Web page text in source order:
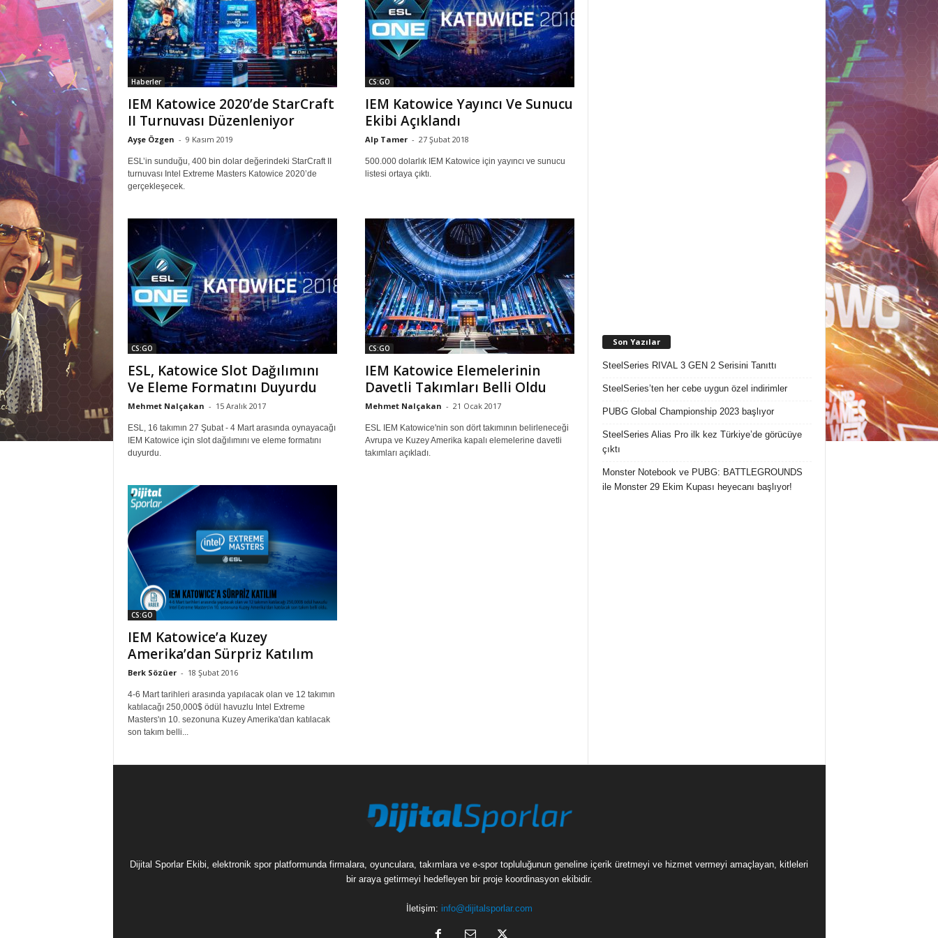
r
a
r
Haberler
IEM Katowice 2020’de StarCraft
II Turnuvası Düzenleniyor
Ayşe Özgen - 9 Kasım 2019
ESL’in sunduğu, 400 bin dolar değerindeki StarCraft II
turnuvası Intel Extreme Masters Katowice 2020’de
gerçekleşecek.
CS:GO
IEM Katowice Yayıncı Ve Sunucu
Ekibi Açıklandı
Alp Tamer - 27 Şubat 2018
500.000 dolarlık IEM Katowice için yayıncı ve sunucu
listesi ortaya çıktı.
CS:GO
ESL, Katowice Slot Dağılımını
Ve Eleme Formatını Duyurdu
Mehmet Nalçakan - 15 Aralık 2017
ESL, 16 takımın 27 Şubat - 4 Mart arasında oynayacağı
IEM Katowice için slot dağılımını ve eleme formatını
duyurdu.
CS:GO
IEM Katowice Elemelerinin
Davetli Takımları Belli Oldu
Mehmet Nalçakan - 21 Ocak 2017
ESL IEM Katowice'nin son dört takımının belirleneceği
Avrupa ve Kuzey Amerika kapalı elemelerine davetli
takımları açıkladı.
CS:GO
IEM Katowice’a Kuzey
Amerika’dan Sürpriz Katılım
Berk Sözüer - 18 Şubat 2016
4-6 Mart tarihleri arasında yapılacak olan ve 12 takımın
katılacağı 250,000$ ödül havuzlu Intel Extreme
Masters'ın 10. sezonuna Kuzey Amerika'dan katılacak
son takım belli...
Son Yazılar
SteelSeries RIVAL 3 GEN 2 Serisini Tanıttı
SteelSeries’ten her cebe uygun özel indirimler
PUBG Global Championship 2023 başlıyor
SteelSeries Alias Pro ilk kez Türkiye’de görücüye
çıktı
Monster Notebook ve PUBG: BATTLEGROUNDS
ile Monster 29 Ekim Kupası heyecanı başlıyor!
Dijital Sporlar Ekibi, elektronik spor platformunda firmalara, oyunculara, takımlara ve e-spor topluluğunun geneline içerik üretmeyi ve hizmet vermeyi amaçlayan, kitleleri
bir araya getirmeyi hedefleyen bir proje koordinasyon ekibidir.
İletişim: info@dijitalsporlar.com